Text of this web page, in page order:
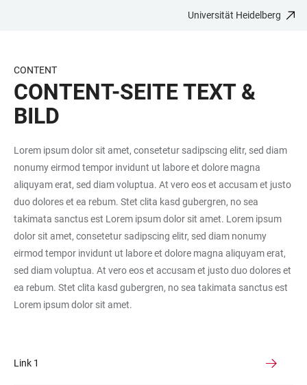
BARRIEREFREIHEIT
Universität Heidelberg
CONTENT
CONTENT-SEITE TEXT &
BILD
Lorem ipsum dolor sit amet, consetetur sadipscing elitr, sed diam
nonumy eirmod tempor invidunt ut labore et dolore magna
aliquyam erat, sed diam voluptua. At vero eos et accusam et justo
duo dolores et ea rebum. Stet clita kasd gubergren, no sea
takimata sanctus est Lorem ipsum dolor sit amet. Lorem ipsum
dolor sit amet, consetetur sadipscing elitr, sed diam nonumy
eirmod tempor invidunt ut labore et dolore magna aliquyam erat,
sed diam voluptua. At vero eos et accusam et justo duo dolores et
ea rebum. Stet clita kasd gubergren, no sea takimata sanctus est
Lorem ipsum dolor sit amet.
Link 1